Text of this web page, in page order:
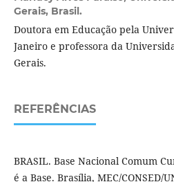
Gerais, Brasil.
Doutora em Educação pela
Janeiro e professora da
Gerais.
REFERÊNCIAS
BRASIL. Base Nacional Comum
é a Base. Brasília, MEC/CONSED/